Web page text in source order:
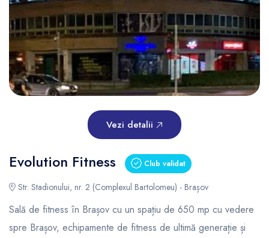
Vezi detalii
Evolution Fitness Club validat
Str. Stadionului, nr. 2 (Complexul Bartolomeu) - Brașov
Sală de fitness în Brașov cu un spațiu de 650 mp cu vedere
spre Brașov, echipamente de fitness de ultimă generație și